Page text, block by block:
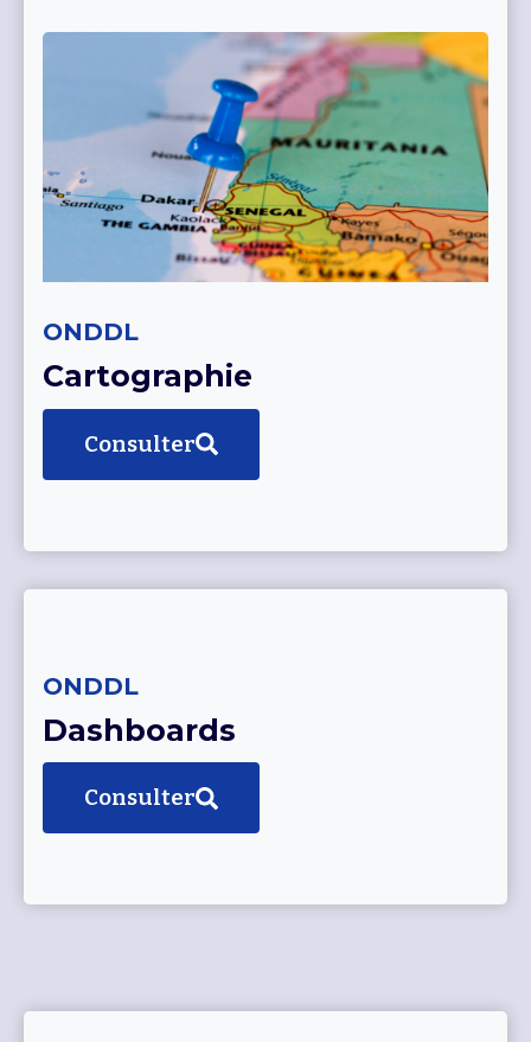
ONDDL
Cartographie
Consulter
ONDDL
Dashboards
Consulter